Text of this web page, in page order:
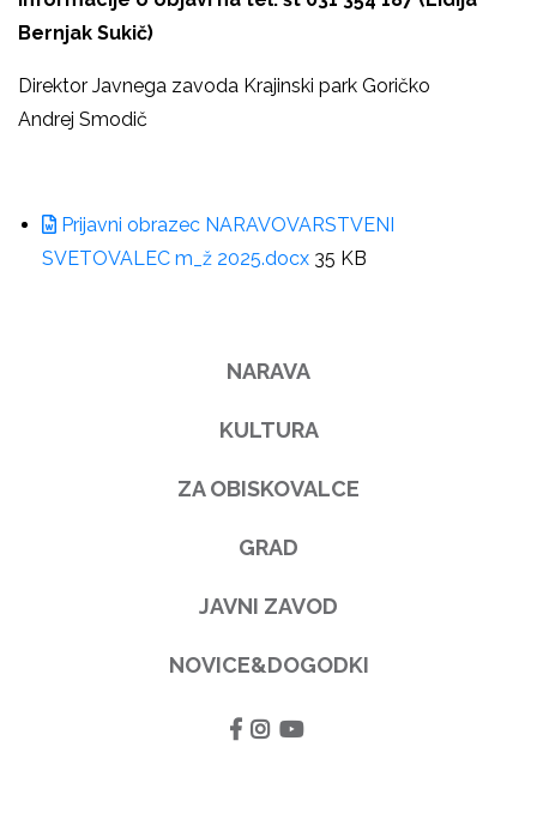
Bernjak Sukič)
Direktor Javnega zavoda Krajinski park Goričko
Andrej Smodič
Prijavni obrazec NARAVOVARSTVENI
SVETOVALEC m_ž 2025.docx 35 KB
NARAVA
KULTURA
ZA OBISKOVALCE
GRAD
JAVNI ZAVOD
NOVICE&DOGODKI